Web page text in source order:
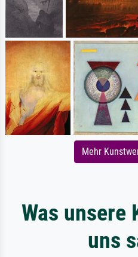
Mehr
Was unsere
uns